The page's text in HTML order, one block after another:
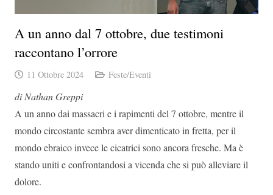
A un anno dal 7 ottobre, due testimoni
raccontano l’orrore
11 Ottobre 2024 Feste/Eventi
di Nathan Greppi
A un anno dai massacri e i rapimenti del 7 ottobre, mentre il
mondo circostante sembra aver dimenticato in fretta, per il
mondo ebraico invece le cicatrici sono ancora fresche. Ma è
stando uniti e confrontandosi a vicenda che si può alleviare il
dolore.